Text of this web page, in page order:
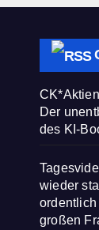
Der
des KI-
wieder
ordentlich
großen